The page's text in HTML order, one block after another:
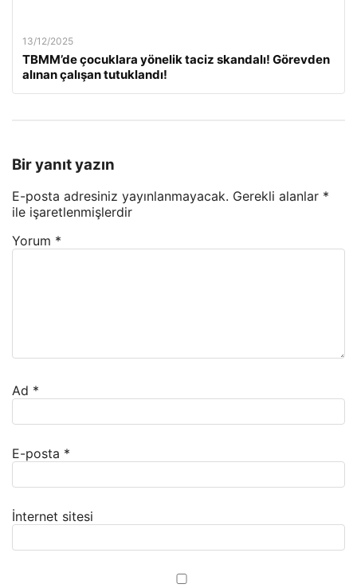
13/12/2025
TBMM’de çocuklara yönelik taciz skandalı! Görevden
alınan çalışan tutuklandı!
Bir yanıt yazın
E-posta adresiniz yayınlanmayacak. Gerekli alanlar *
ile işaretlenmişlerdir
Yorum *
Ad *
E-posta *
İnternet sitesi